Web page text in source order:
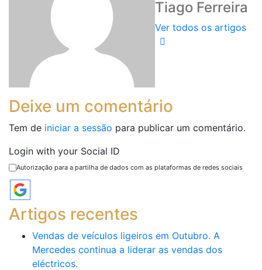
Tiago Ferreira
Ver todos os artigos
Deixe um comentário
Tem de iniciar a sessão para publicar um comentário.
Login with your Social ID
Autorização para a partilha de dados com as plataformas de redes sociais
Artigos recentes
Vendas de veículos ligeiros em Outubro. A
Mercedes continua a liderar as vendas dos
eléctricos.